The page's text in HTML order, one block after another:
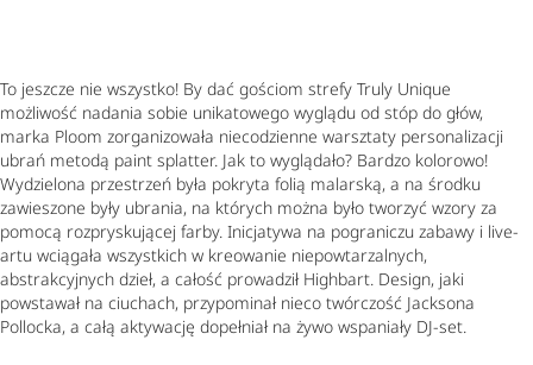
To jeszcze nie wszystko! By dać gościom strefy Truly Unique
możliwość nadania sobie unikatowego wyglądu od stóp do głów,
marka Ploom zorganizowała niecodzienne warsztaty personalizacji
ubrań metodą paint splatter. Jak to wyglądało? Bardzo kolorowo!
Wydzielona przestrzeń była pokryta folią malarską, a na środku
zawieszone były ubrania, na których można było tworzyć wzory za
pomocą rozpryskującej farby. Inicjatywa na pograniczu zabawy i live-
artu wciągała wszystkich w kreowanie niepowtarzalnych,
abstrakcyjnych dzieł, a całość prowadził Highbart. Design, jaki
powstawał na ciuchach, przypominał nieco twórczość Jacksona
Pollocka, a całą aktywację dopełniał na żywo wspaniały DJ-set.